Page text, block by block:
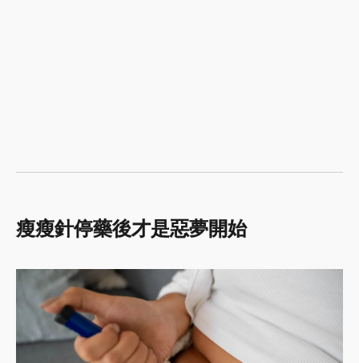
瘦瘦針停藥後才是惡夢開始